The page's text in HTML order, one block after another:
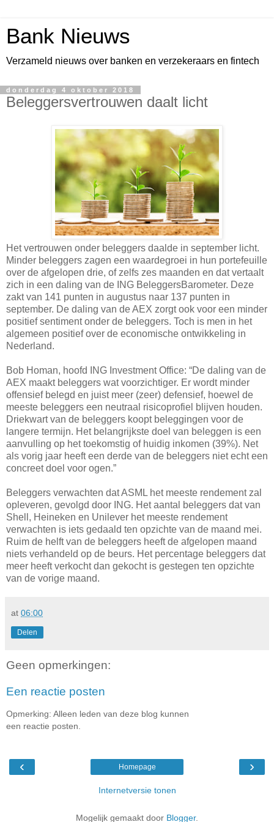
Bank Nieuws
Verzameld nieuws over banken en verzekeraars en fintech
donderdag 4 oktober 2018
Beleggersvertrouwen daalt licht
Het vertrouwen onder beleggers daalde in september licht.
Minder beleggers zagen een waardegroei in hun portefeuille
over de afgelopen drie, of zelfs zes maanden en dat vertaalt
zich in een daling van de ING BeleggersBarometer. Deze
zakt van 141 punten in augustus naar 137 punten in
september. De daling van de AEX zorgt ook voor een minder
positief sentiment onder de beleggers. Toch is men in het
algemeen positief over de economische ontwikkeling in
Nederland.
Bob Homan, hoofd ING Investment Office: “De daling van de
AEX maakt beleggers wat voorzichtiger. Er wordt minder
offensief belegd en juist meer (zeer) defensief, hoewel de
meeste beleggers een neutraal risicoprofiel blijven houden.
Driekwart van de beleggers koopt beleggingen voor de
langere termijn. Het belangrijkste doel van beleggen is een
aanvulling op het toekomstig of huidig inkomen (39%). Net
als vorig jaar heeft een derde van de beleggers niet echt een
concreet doel voor ogen.”
Beleggers verwachten dat ASML het meeste rendement zal
opleveren, gevolgd door ING. Het aantal beleggers dat van
Shell, Heineken en Unilever het meeste rendement
verwachten is iets gedaald ten opzichte van de maand mei.
Ruim de helft van de beleggers heeft de afgelopen maand
niets verhandeld op de beurs. Het percentage beleggers dat
meer heeft verkocht dan gekocht is gestegen ten opzichte
van de vorige maand.
at 06:00
Delen
Geen opmerkingen:
Een reactie posten
Opmerking: Alleen leden van deze blog kunnen
een reactie posten.
‹ ›
Homepage
Internetversie tonen
Mogelijk gemaakt door Blogger.